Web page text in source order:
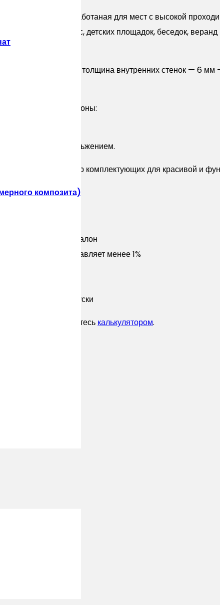
композита)
специально разработаная для мест с высокой
уличных террас, детских площадок, беседок,
Увеличенная толщина внутренних стенок — 6
две лицевые стороны:
меньшим скольжением.
но и полный набор комплектующих для красивой и
Line
гарантийный талон
составляет менее 1%
0,1 м)
столбы, бруски
воспользуйтесь калькулятором.